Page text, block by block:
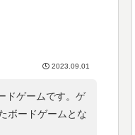
2023.09.01
ドゲームです。ゲ
ボードゲームとな